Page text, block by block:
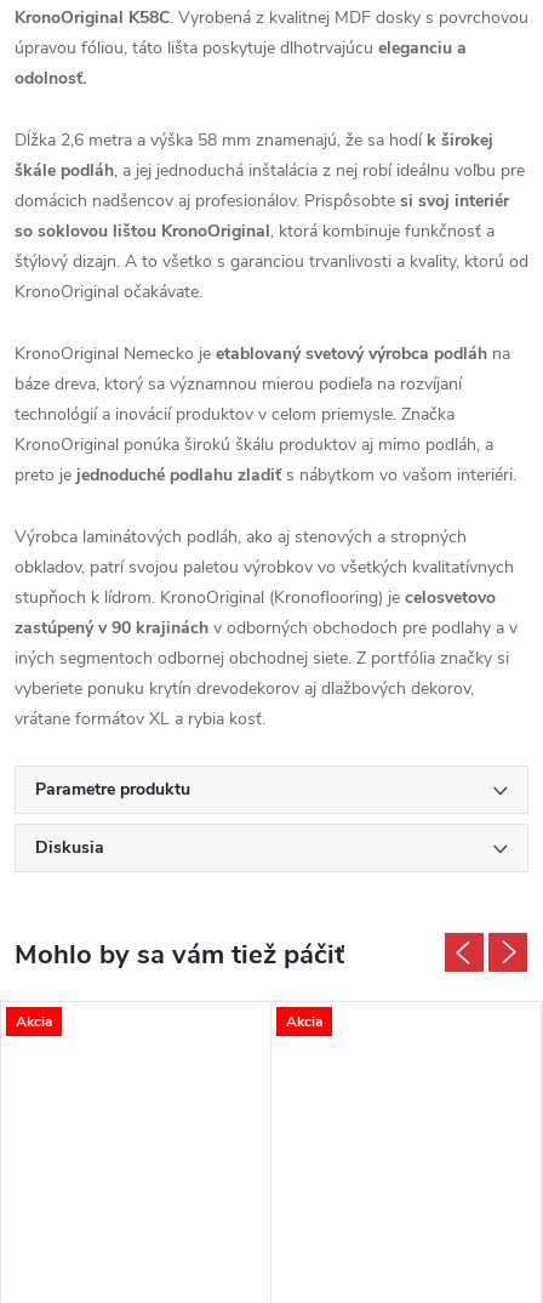
KronoOriginal K58C. Vyrobená z kvalitnej MDF dosky s povrchovou
úpravou fóliou, táto lišta poskytuje dlhotrvajúcu eleganciu a
odolnosť.
Dĺžka 2,6 metra a výška 58 mm znamenajú, že sa hodí k širokej
škále podláh, a jej jednoduchá inštalácia z nej robí ideálnu voľbu pre
domácich nadšencov aj profesionálov. Prispôsobte si svoj interiér
so soklovou lištou KronoOriginal, ktorá kombinuje funkčnosť a
štýlový dizajn. A to všetko s garanciou trvanlivosti a kvality, ktorú od
KronoOriginal očakávate.
KronoOriginal Nemecko je etablovaný svetový výrobca podláh na
báze dreva, ktorý sa významnou mierou podieľa na rozvíjaní
technológií a inovácií produktov v celom priemysle. Značka
KronoOriginal ponúka širokú škálu produktov aj mimo podláh, a
preto je jednoduché podlahu zladiť s nábytkom vo vašom interiéri.
Výrobca laminátových podláh, ako aj stenových a stropných
obkladov, patrí svojou paletou výrobkov vo všetkých kvalitatívnych
stupňoch k lídrom. KronoOriginal (Kronoflooring) je celosvetovo
zastúpený v 90 krajinách v odborných obchodoch pre podlahy a v
iných segmentoch odbornej obchodnej siete. Z portfólia značky si
vyberiete ponuku krytín drevodekorov aj dlažbových dekorov,
vrátane formátov XL a rybia kosť.
Parametre produktu
Diskusia
Akcia Akcia